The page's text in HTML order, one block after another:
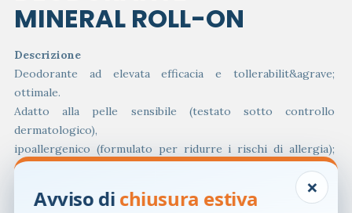
MINERAL ROLL-ON
Descrizione
Deodorante ad elevata efficacia e tollerabilit&agrave;
ottimale.
Adatto alla pelle sensibile (testato sotto controllo
dermatologico),
ipoallergenico (formulato per ridurre i rischi di allergia);
senza parabeni, senza alcool (senza etanolo), senza sali di
Ingredienti
×
Avviso di chiusura estiva